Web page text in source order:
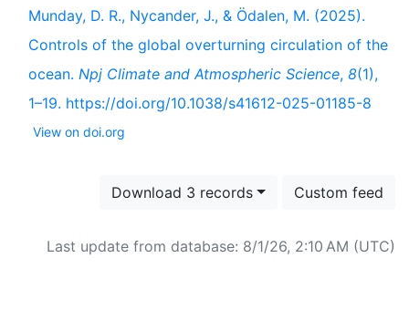
Munday, D. R., Nycander, J., & Ödalen, M. (2025).
Controls of the global overturning circulation of the
ocean. Npj Climate and Atmospheric Science, 8(1),
1–19. https://doi.org/10.1038/s41612-025-01185-8
View on doi.org
Download 3 records Custom feed
Last update from database: 8/1/26, 2:10 AM (UTC)